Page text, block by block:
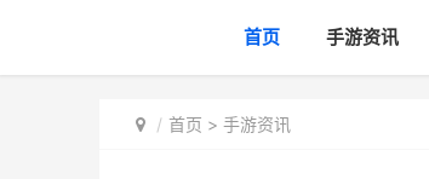
首页 手游资讯
首页 > 手游资讯